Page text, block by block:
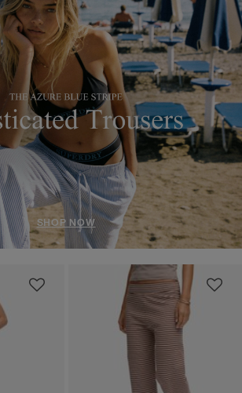
SHOP NOW